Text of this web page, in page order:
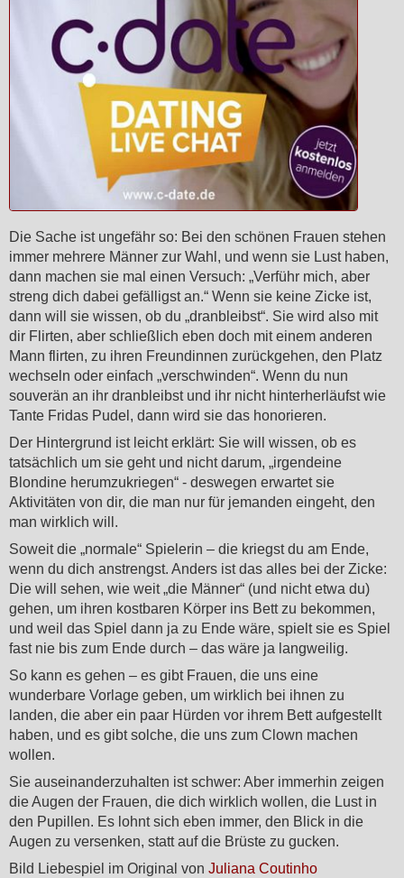
Die Sache ist ungefähr so: Bei den schönen Frauen stehen
immer mehrere Männer zur Wahl, und wenn sie Lust haben,
dann machen sie mal einen Versuch: „Verführ mich, aber
streng dich dabei gefälligst an.“ Wenn sie keine Zicke ist,
dann will sie wissen, ob du „dranbleibst“. Sie wird also mit
dir Flirten, aber schließlich eben doch mit einem anderen
Mann flirten, zu ihren Freundinnen zurückgehen, den Platz
wechseln oder einfach „verschwinden“. Wenn du nun
souverän an ihr dranbleibst und ihr nicht hinterherläufst wie
Tante Fridas Pudel, dann wird sie das honorieren.
Der Hintergrund ist leicht erklärt: Sie will wissen, ob es
tatsächlich um sie geht und nicht darum, „irgendeine
Blondine herumzukriegen“ - deswegen erwartet sie
Aktivitäten von dir, die man nur für jemanden eingeht, den
man wirklich will.
Soweit die „normale“ Spielerin – die kriegst du am Ende,
wenn du dich anstrengst. Anders ist das alles bei der Zicke:
Die will sehen, wie weit „die Männer“ (und nicht etwa du)
gehen, um ihren kostbaren Körper ins Bett zu bekommen,
und weil das Spiel dann ja zu Ende wäre, spielt sie es Spiel
fast nie bis zum Ende durch – das wäre ja langweilig.
So kann es gehen – es gibt Frauen, die uns eine
wunderbare Vorlage geben, um wirklich bei ihnen zu
landen, die aber ein paar Hürden vor ihrem Bett aufgestellt
haben, und es gibt solche, die uns zum Clown machen
wollen.
Sie auseinanderzuhalten ist schwer: Aber immerhin zeigen
die Augen der Frauen, die dich wirklich wollen, die Lust in
den Pupillen. Es lohnt sich eben immer, den Blick in die
Augen zu versenken, statt auf die Brüste zu gucken.
Bild Liebespiel im Original von Juliana Coutinho